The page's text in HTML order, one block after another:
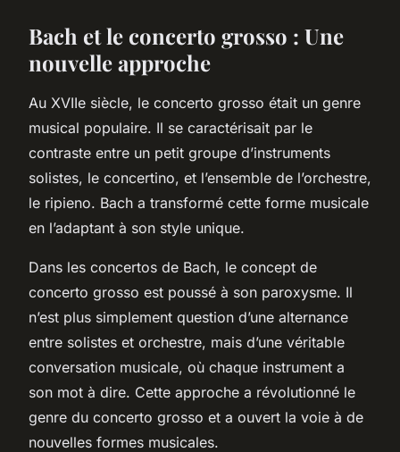
Bach et le concerto grosso : Une
nouvelle approche
Au XVIIe siècle, le concerto grosso était un genre
musical populaire. Il se caractérisait par le
contraste entre un petit groupe d’instruments
solistes, le concertino, et l’ensemble de l’orchestre,
le ripieno. Bach a transformé cette forme musicale
en l’adaptant à son style unique.
Dans les concertos de Bach, le concept de
concerto grosso est poussé à son paroxysme. Il
n’est plus simplement question d’une alternance
entre solistes et orchestre, mais d’une véritable
conversation musicale, où chaque instrument a
son mot à dire. Cette approche a révolutionné le
genre du concerto grosso et a ouvert la voie à de
nouvelles formes musicales.